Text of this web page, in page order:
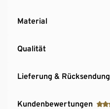
Material
Qualität
Lieferung & Rücksendung
Kundenbewertungen